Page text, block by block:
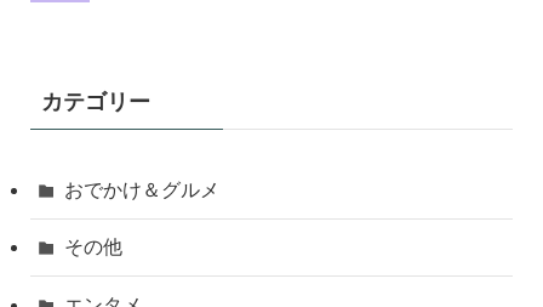
カテゴリー
おでかけ＆グルメ
その他